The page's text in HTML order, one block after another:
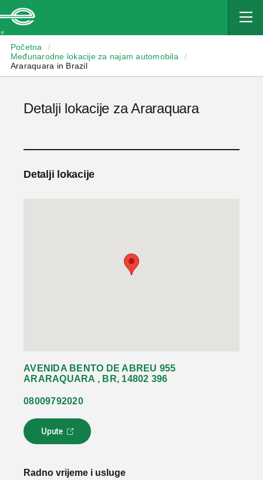
Početna
/
Međunarodne lokacije za najam automobila
/
Araraquara in Brazil
Detalji lokacije za Araraquara
Detalji lokacije
AVENIDA BENTO DE ABREU 955
ARARAQUARA , BR, 14802 396
08009792020
Upute
L
i
k
Radno vrijeme i usluge